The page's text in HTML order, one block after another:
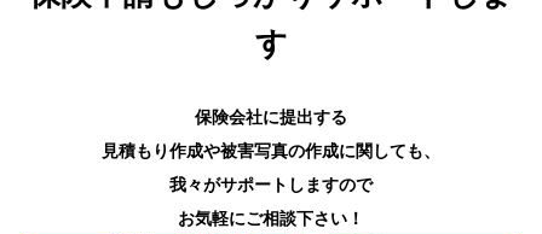
す
保険会社に提出する
見積もり作成や被害写真の作成に関しても、
我々がサポートしますので
お気軽にご相談下さい！